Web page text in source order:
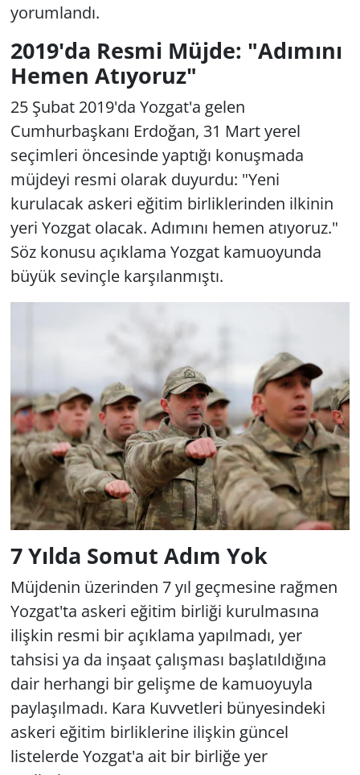
yorumlandı.
2019'da Resmi Müjde: "Adımını
Hemen Atıyoruz"
25 Şubat 2019'da Yozgat'a gelen
Cumhurbaşkanı Erdoğan, 31 Mart yerel
seçimleri öncesinde yaptığı konuşmada
müjdeyi resmi olarak duyurdu: "Yeni
kurulacak askeri eğitim birliklerinden ilkinin
yeri Yozgat olacak. Adımını hemen atıyoruz."
Söz konusu açıklama Yozgat kamuoyunda
büyük sevinçle karşılanmıştı.
7 Yılda Somut Adım Yok
Müjdenin üzerinden 7 yıl geçmesine rağmen
Yozgat'ta askeri eğitim birliği kurulmasına
ilişkin resmi bir açıklama yapılmadı, yer
tahsisi ya da inşaat çalışması başlatıldığına
dair herhangi bir gelişme de kamuoyuyla
paylaşılmadı. Kara Kuvvetleri bünyesindeki
askeri eğitim birliklerine ilişkin güncel
listelerde Yozgat'a ait bir birliğe yer